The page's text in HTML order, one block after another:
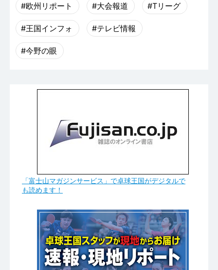
#欧州リポート #大会報道 #Tリーグ
#王国インフォ #テレビ情報
#今野の眼
「富士山マガジンサービス」で卓球王国がデジタルで
も読めます！